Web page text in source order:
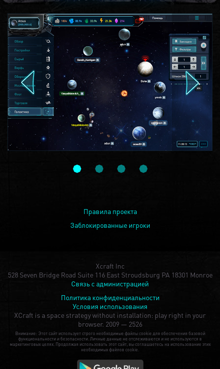
Правила проекта
Заблокированные игроки
Xcraft Inc
528 Seven Bridge Road Suite 116 East Stroudsburg PA 18301 Monroe
Связь с администрацией
Политика конфиденциальности
Условия использования
XCraft is a space strategy without installation: play right in your
browser. 2009 — 2526
Внимание: Этот сайт использует строго необходимые файлы cookie для обеспечения базовой
функциональности и безопасности. Личные данные не отслеживаются и не используются в
маркетинговых целях. Продолжая использовать этот сайт, вы соглашаетесь на использование этих
необходимых файлов cookie.